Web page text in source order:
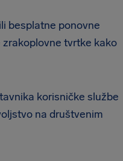
besplatne ponovne
tvrtke kako
korisničke službe
na društvenim